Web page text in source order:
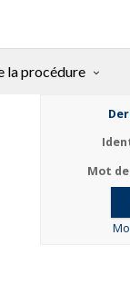
la procédure
Mot